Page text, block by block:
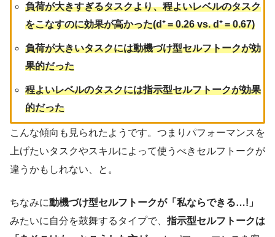
負荷が大きすぎるタスクより、程よいレベルのタスク
をこなすのに効果が高かった(d⁺ = 0.26 vs. d⁺ = 0.67)
負荷が大きいタスクには動機づけ型セルフトークが効
果的だった
程よいレベルのタスクには指示型セルフトークが効果
的だった
こんな傾向も見られたようです。つまりパフォーマンスを
上げたいタスクやスキルによって使うべきセルフトークが
違うかもしれない、と。
ちなみに動機づけ型セルフトークが「私ならできる…!」
みたいに自分を鼓舞するタイプで、 指示型セルフトークは